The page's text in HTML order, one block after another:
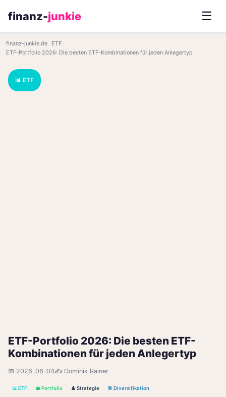
finanz-junkie ☰
finanz-junkie.de ETF
ETF-Portfolio 2026: Die besten ETF-Kombinationen für jeden Anlegertyp
📊 ETF
ETF-Portfolio 2026: Die besten ETF-
Kombinationen für jeden Anlegertyp
📅 2026-06-04✍️ Dominik Rainer
📊 ETF 💼 Portfolio ♟️ Strategie 🎯 Diversifikation